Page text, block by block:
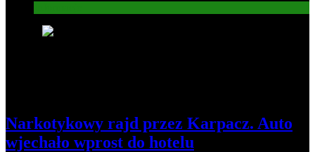
Narkotykowy rajd przez Karpacz. Auto
wjechało wprost do hotelu